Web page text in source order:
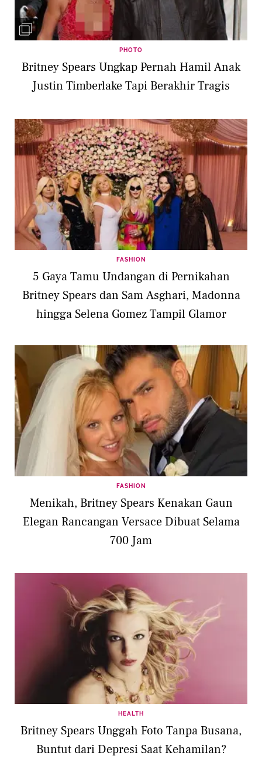
PHOTO
Britney Spears Ungkap Pernah Hamil Anak
Justin Timberlake Tapi Berakhir Tragis
FASHION
5 Gaya Tamu Undangan di Pernikahan
Britney Spears dan Sam Asghari, Madonna
hingga Selena Gomez Tampil Glamor
FASHION
Menikah, Britney Spears Kenakan Gaun
Elegan Rancangan Versace Dibuat Selama
700 Jam
HEALTH
Britney Spears Unggah Foto Tanpa Busana,
Buntut dari Depresi Saat Kehamilan?